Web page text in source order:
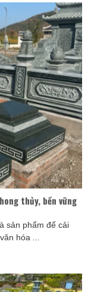
thủy, bền vững
sản phẩm để cải
hóa ...